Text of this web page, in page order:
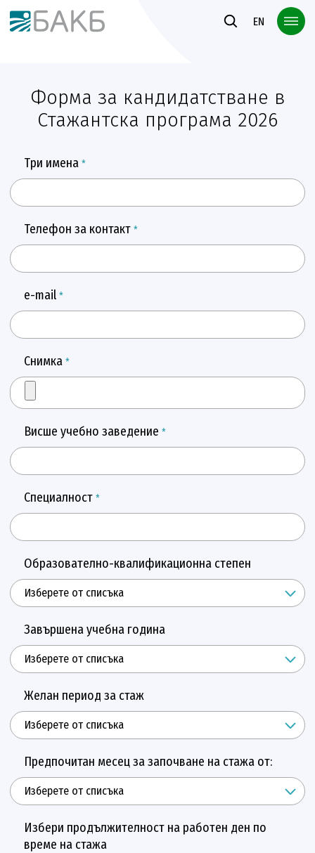
Към основното съдържание
EN
Форма за кандидатстване в
Стажантска програма 2026
Три имена *
Телефон за контакт *
e-mail *
Снимка *
Висше учебно заведение *
Специалност *
Образователно-квалификационна степен
Завършена учебна година
Желан период за стаж
Предпочитан месец за започване на стажа от:
Избери продължителност на работен ден по
време на стажа